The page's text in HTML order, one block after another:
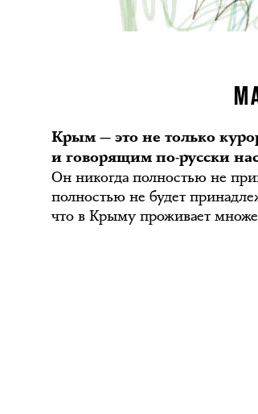
Крым — это не только
и говорящим по-русски
Он никогда полностью не
полностью не будет
что в Крыму проживает